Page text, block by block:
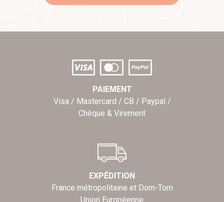
PAIEMENT
Visa / Mastercard / CB / Paypal /
Chèque & Virement
EXPÉDITION
France métropolitaine et Dom-Tom
Union Européenne